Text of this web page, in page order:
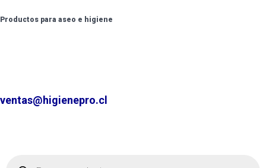
Productos para aseo e higiene
ventas@higienepro.cl